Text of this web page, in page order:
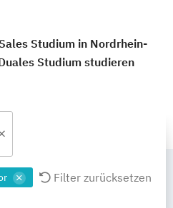
Studium in Nordrhein-
Studium studieren
Filter zurücksetzen